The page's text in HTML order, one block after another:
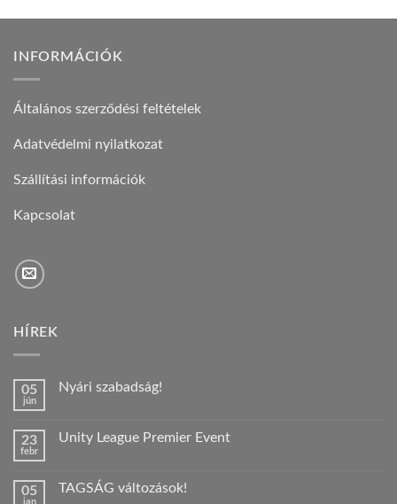
INFORMÁCIÓK
Általános szerződési feltételek
Adatvédelmi nyilatkozat
Szállítási információk
Kapcsolat
HÍREK
05
jún
Nyári szabadság!
Nyári
23
febr
Unity League Premier Event
Unity
05
jan
TAGSÁG változások!